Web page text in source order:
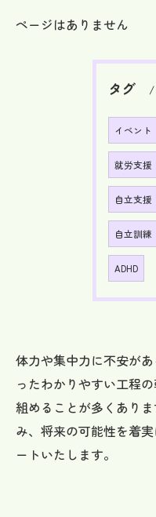
ページはありません
タグ
イベント
就労支援
自立支援
自立訓練
ADHD
体力や集中力に不安が
ったわかりやすい工程
組めることが多くあり
み、将来の可能性を着
ートいたします。